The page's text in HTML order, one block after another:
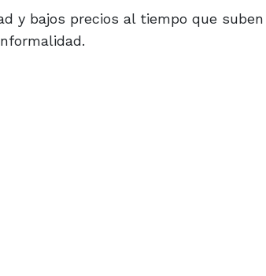
y bajos precios al tiempo que